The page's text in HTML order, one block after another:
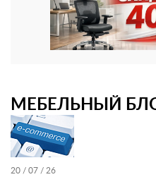
МЕБЕЛЬНЫЙ
20 / 07 / 26